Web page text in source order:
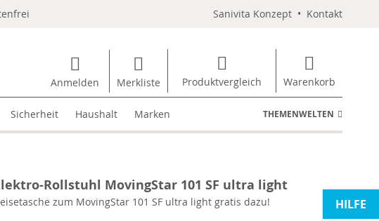
Sanivita Konzept • Kontakt
Anmelden Merkliste Produktvergleich Warenkorb
Sicherheit Haushalt Marken THEMENWELTEN
Rollstuhl MovingStar 101 SF ultra light
zum MovingStar 101 SF ultra light gratis dazu! HILFE